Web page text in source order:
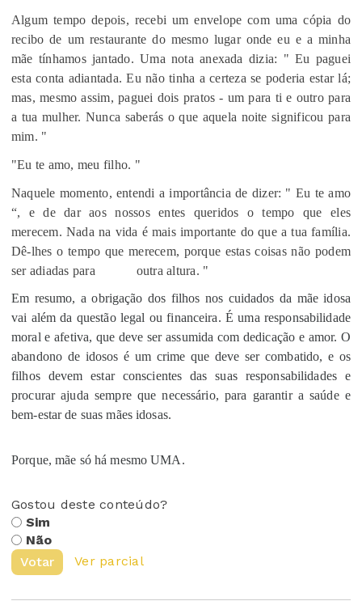
Algum tempo depois, recebi um envelope com uma cópia do
recibo de um restaurante do mesmo lugar onde eu e a minha
mãe tínhamos jantado. Uma nota anexada dizia: " Eu paguei
esta conta adiantada. Eu não tinha a certeza se poderia estar lá;
mas, mesmo assim, paguei dois pratos - um para ti e outro para
a tua mulher. Nunca saberás o que aquela noite significou para
mim. "
"Eu te amo, meu filho. "
Naquele momento, entendi a importância de dizer: " Eu te amo
“, e de dar aos nossos entes queridos o tempo que eles
merecem. Nada na vida é mais importante do que a tua família.
Dê-lhes o tempo que merecem, porque estas coisas não podem
ser adiadas para
outra altura. "
Em resumo, a obrigação dos filhos nos cuidados da mãe idosa
vai além da questão legal ou financeira. É uma responsabilidade
moral e afetiva, que deve ser assumida com dedicação e amor. O
abandono de idosos é um crime que deve ser combatido, e os
filhos devem estar conscientes das suas responsabilidades e
procurar ajuda sempre que necessário, para garantir a saúde e
bem-estar de suas mães idosas.
Porque, mãe só há mesmo UMA.
Gostou deste conteúdo?
Sim
Não
Votar
Ver parcial